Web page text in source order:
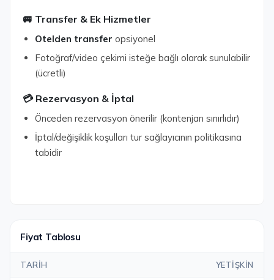
🚐 Transfer & Ek Hizmetler
Otelden transfer opsiyonel
Fotoğraf/video çekimi isteğe bağlı olarak sunulabilir
(ücretli)
💳 Rezervasyon & İptal
Önceden rezervasyon önerilir (kontenjan sınırlıdır)
İptal/değişiklik koşulları tur sağlayıcının politikasına
tabidir
Fiyat Tablosu
TARIH YETIŞKIN